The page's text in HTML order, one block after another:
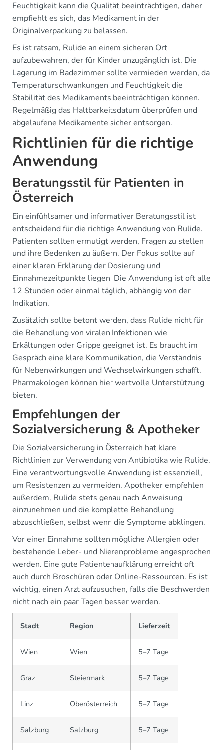
Feuchtigkeit kann die Qualität beeinträchtigen, daher
empfiehlt es sich, das Medikament in der
Originalverpackung zu belassen.
Es ist ratsam, Rulide an einem sicheren Ort
aufzubewahren, der für Kinder unzugänglich ist. Die
Lagerung im Badezimmer sollte vermieden werden, da
Temperaturschwankungen und Feuchtigkeit die
Stabilität des Medikaments beeinträchtigen können.
Regelmäßig das Haltbarkeitsdatum überprüfen und
abgelaufene Medikamente sicher entsorgen.
Richtlinien für die richtige
Anwendung
Beratungsstil für Patienten in
Österreich
Ein einfühlsamer und informativer Beratungsstil ist
entscheidend für die richtige Anwendung von Rulide.
Patienten sollten ermutigt werden, Fragen zu stellen
und ihre Bedenken zu äußern. Der Fokus sollte auf
einer klaren Erklärung der Dosierung und
Einnahmezeitpunkte liegen. Die Anwendung ist oft alle
12 Stunden oder einmal täglich, abhängig von der
Indikation.
Zusätzlich sollte betont werden, dass Rulide nicht für
die Behandlung von viralen Infektionen wie
Erkältungen oder Grippe geeignet ist. Es braucht im
Gespräch eine klare Kommunikation, die Verständnis
für Nebenwirkungen und Wechselwirkungen schafft.
Pharmakologen können hier wertvolle Unterstützung
bieten.
Empfehlungen der
Sozialversicherung & Apotheker
Die Sozialversicherung in Österreich hat klare
Richtlinien zur Verwendung von Antibiotika wie Rulide.
Eine verantwortungsvolle Anwendung ist essenziell,
um Resistenzen zu vermeiden. Apotheker empfehlen
außerdem, Rulide stets genau nach Anweisung
einzunehmen und die komplette Behandlung
abzuschließen, selbst wenn die Symptome abklingen.
Vor einer Einnahme sollten mögliche Allergien oder
bestehende Leber- und Nierenprobleme angesprochen
werden. Eine gute Patientenaufklärung erreicht oft
auch durch Broschüren oder Online-Ressourcen. Es ist
wichtig, einen Arzt aufzusuchen, falls die Beschwerden
nicht nach ein paar Tagen besser werden.
Stadt Region Lieferzeit
Wien Wien 5–7 Tage
Graz Steiermark 5–7 Tage
Linz Oberösterreich 5–7 Tage
Salzburg Salzburg 5–7 Tage